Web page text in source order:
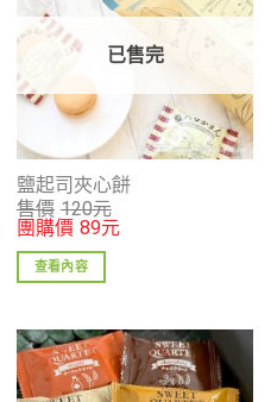
已售完
鹽起司夾心餅
售價 120元
團購價 89元
查看內容